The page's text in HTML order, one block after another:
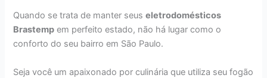
Quando se trata de manter seuseletrodomésticos
Brastemp em perfeito estado, não há lugar como o
conforto do seu bairro em São Paulo.
Seja você um apaixonado por culinária que utiliza seu fogão